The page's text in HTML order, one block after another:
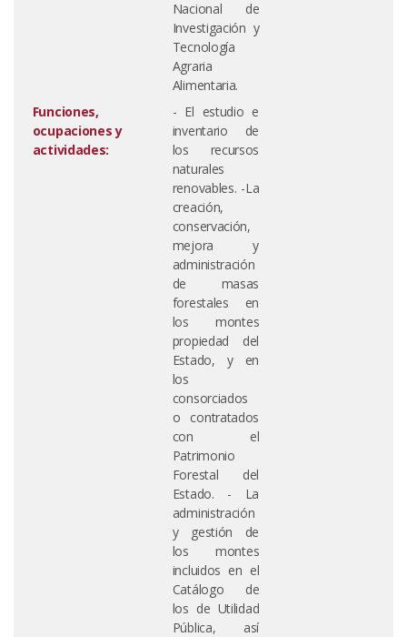
Nacional de
Investigación y
Tecnología
Agraria
Alimentaria.
Funciones,
ocupaciones y
actividades:
- El estudio e
inventario de
los recursos
naturales
renovables. -La
creación,
conservación,
mejora y
administración
de masas
forestales en
los montes
propiedad del
Estado, y en
los
consorciados
o contratados
con el
Patrimonio
Forestal del
Estado. - La
administración
y gestión de
los montes
incluidos en el
Catálogo de
los de Utilidad
Pública, así